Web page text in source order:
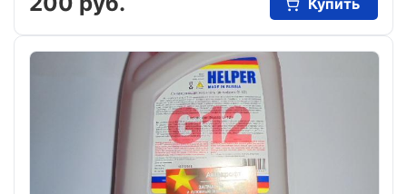
Купить